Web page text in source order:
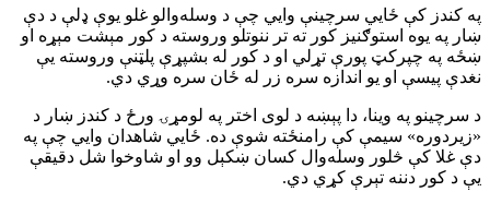
په کندز کې ځايي سرچینې وایي چې د وسله‌والو غلو یوې ډلې د دې
ښار په یوه استوګنیز کور ته تر ننوتلو وروسته د کور مېشت مېړه او
ښځه په چپرکټ پورې تړلي او د کور له بشپړې پلټنې وروسته یې
نغدې پیسې او یو اندازه سره زر له ځان سره وړي دي.
د سرچینو په وینا، دا پېښه د لوی اختر په لومړۍ ورځ د کندز ښار د
«زیردوره» سیمې کې رامنځته شوې ده. ځايي شاهدان وایي چې په
دې غلا کې څلور وسله‌وال کسان ښکېل وو او شاوخوا شل دقیقې
یې د کور دننه تېرې کړي دي.